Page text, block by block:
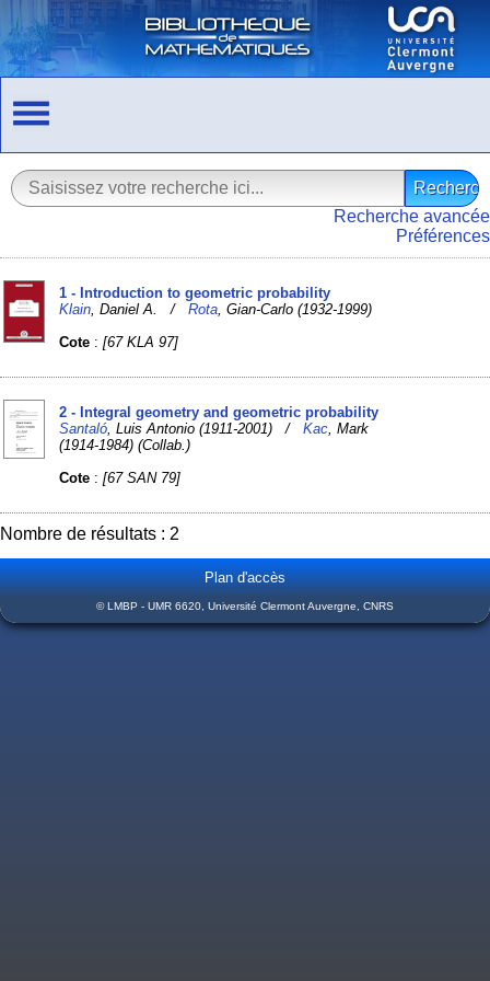
Recherche avancée
Préférences
1 - Introduction to geometric probability
Klain , Daniel A. /Rota , Gian-Carlo (1932-1999)
Cote :[67 KLA 97]
2 - Integral geometry and geometric probability
Santaló , Luis Antonio (1911-2001) /Kac , Mark
(1914-1984) (Collab.)
Cote :[67 SAN 79]
Nombre de résultats : 2
Plan d'accès
© LMBP - UMR 6620, Université Clermont Auvergne, CNRS